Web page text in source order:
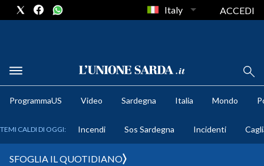
METEO
Italy ACCEDI
ProgrammaUS Video Sardegna Italia Mondo
TEMI CALDI DI OGGI: Incendi Sos Sardegna Incidenti
SFOGLIA IL QUOTIDIANO